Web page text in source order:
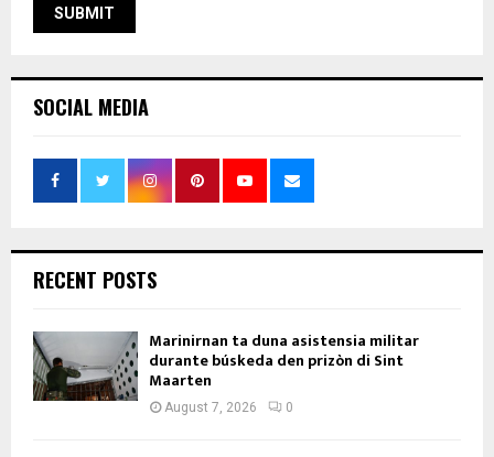
SOCIAL MEDIA
RECENT POSTS
Marinirnan ta duna asistensia militar
durante búskeda den prizòn di Sint
Maarten
August 7, 2026 0